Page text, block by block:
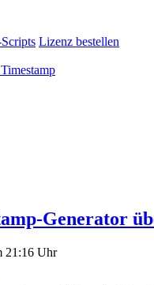
Lizenz bestellen
Timestamp
Generator
21:16 Uhr